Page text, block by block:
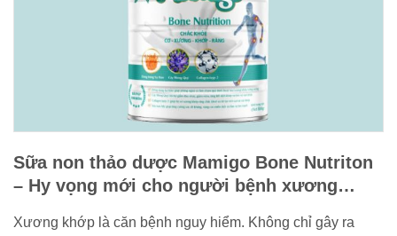
Sữa non thảo dược Mamigo Bone Nutriton
– Hy vọng mới cho người bệnh xương
Xương khớp là căn bệnh nguy hiểm. Không chỉ gây ra